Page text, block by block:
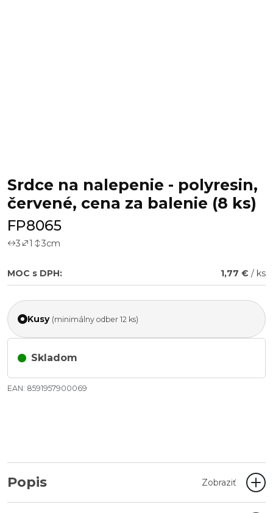
Srdce na nalepenie - polyresin,
červené, cena za balenie (8 ks)
FP8065
3 1 3cm
MOC s DPH: 1,77 € / ks
Kusy (minimálny odber 12 ks)
Skladom
EAN: 8591957900069
Popis Zobraziť